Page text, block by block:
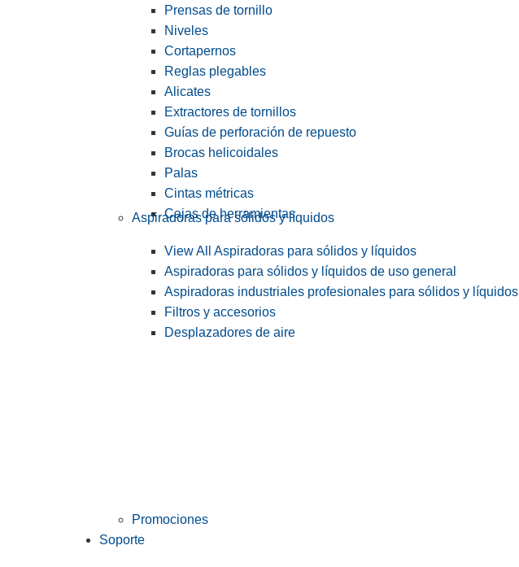
Prensas de tornillo
Niveles
Cortapernos
Reglas plegables
Alicates
Extractores de tornillos
Guías de perforación de repuesto
Brocas helicoidales
Palas
Cintas métricas
Cajas de herramientas
Aspiradoras para sólidos y líquidos
View All Aspiradoras para sólidos y líquidos
Aspiradoras para sólidos y líquidos de uso general
Aspiradoras industriales profesionales para sólidos y líquidos
Filtros y accesorios
Desplazadores de aire
Promociones
Soporte